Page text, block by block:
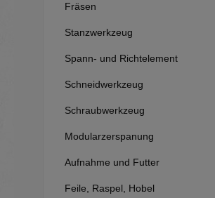
Fräsen
Stanzwerkzeug
Spann- und Richtelement
Schneidwerkzeug
Schraubwerkzeug
Modularzerspanung
Aufnahme und Futter
Feile, Raspel, Hobel